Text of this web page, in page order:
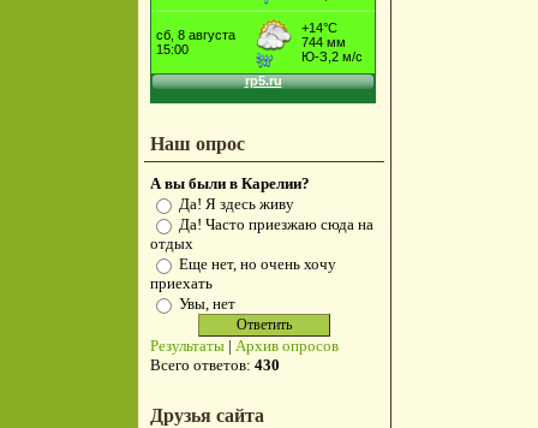
Наш опрос
А вы были в Карелии?
Да! Я здесь живу
Да! Часто приезжаю сюда на
отдых
Еще нет, но очень хочу
приехать
Увы, нет
Результаты | Архив опросов
Всего ответов: 430
Друзья сайта